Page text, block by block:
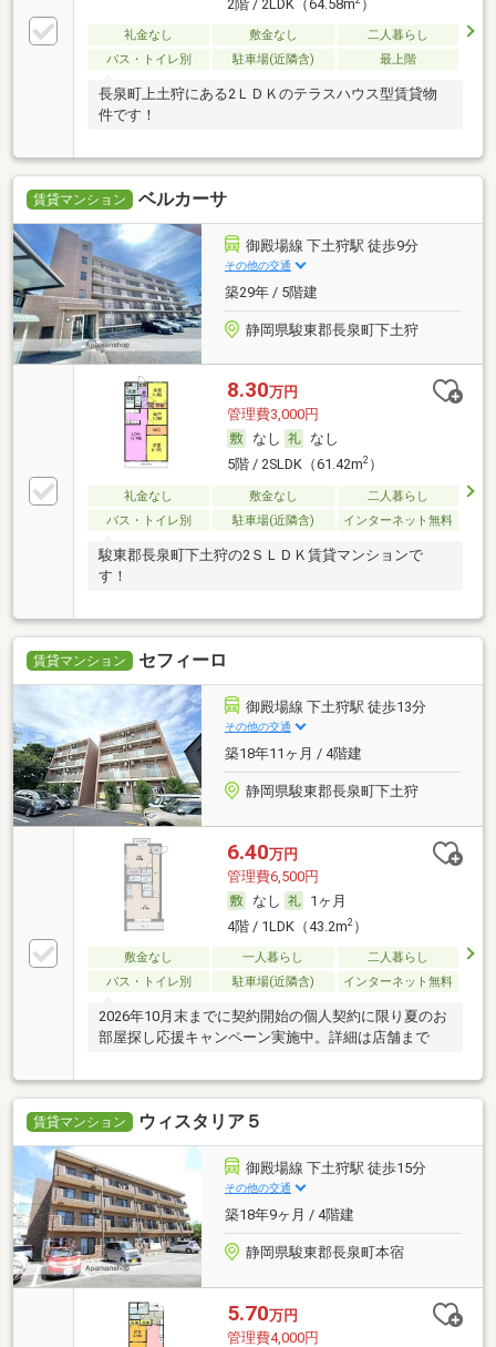
2階 / 2LDK（64.58m ）
礼金なし 敷金なし
二人暮らし
バス・トイレ別
駐車場(近隣含) 最上階
長泉町上土狩にある2ＬＤＫのテラスハウス型賃貸物
件です！
賃貸マンション ベルカーサ
御殿場線 下土狩駅 徒歩9分
その他の交通
築29年 / 5階建
静岡県駿東郡長泉町下土狩
8.30万円
管理費3,000円
なし
なし
5階 / 2SLDK（61.42m2）
礼金なし 敷金なし
二人暮らし
バス・トイレ別
駐車場(近隣含) インターネット無料
駿東郡長泉町下土狩の2ＳＬＤＫ賃貸マンションで
す！
賃貸マンション セフィーロ
御殿場線 下土狩駅 徒歩13分
その他の交通
築18年11ヶ月 / 4階建
静岡県駿東郡長泉町下土狩
6.40万円
管理費6,500円
なし
1ヶ月
4階 / 1LDK（43.2m2）
敷金なし 一人暮らし
二人暮らし
バス・トイレ別
駐車場(近隣含) インターネット無料
2026年10月末までに契約開始の個人契約に限り夏のお
部屋探し応援キャンペーン実施中。詳細は店舗まで
賃貸マンション ウィスタリア５
御殿場線 下土狩駅 徒歩15分
その他の交通
築18年9ヶ月 / 4階建
静岡県駿東郡長泉町本宿
5.70万円
管理費4,000円